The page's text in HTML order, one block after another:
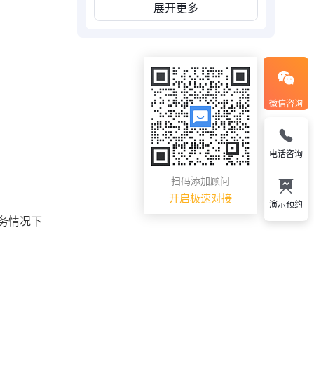
情况下
展开更多
微信咨询
扫码添加顾问
开启极速对接
电话咨询
演示预约